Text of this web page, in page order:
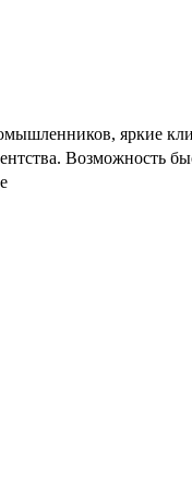
яркие
Возможность